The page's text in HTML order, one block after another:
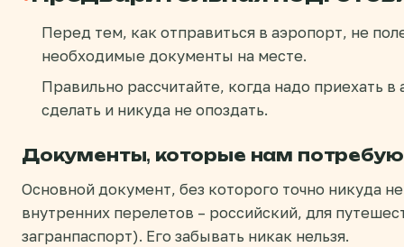
Перед тем, как отправиться в аэропорт, не
необходимые документы на месте.
Правильно рассчитайте, когда надо приехать
сделать и никуда не опоздать.
Документы, которые нам
Основной документ, без которого точно никуда
внутренних перелетов – российский, для
загранпаспорт). Его забывать никак нельзя.